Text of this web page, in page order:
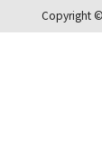
Copyright ©